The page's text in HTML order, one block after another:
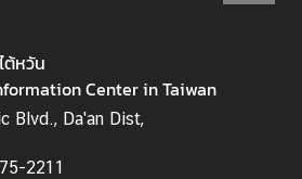
ต้หวัน
Center in Taiwan
Blvd., Da'an Dist,
2211